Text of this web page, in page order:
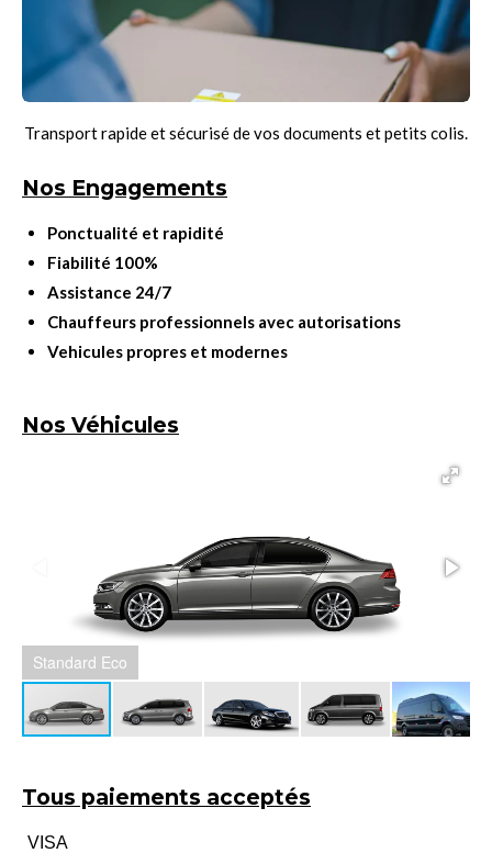
Transport rapide et sécurisé de vos documents et petits colis.
Nos Engagements
Ponctualité et rapidité
Fiabilité 100%
Assistance 24/7
Chauffeurs professionnels avec autorisations
Vehicules propres et modernes
Nos Véhicules
Standard XL Eco
Tous paiements acceptés
VISA